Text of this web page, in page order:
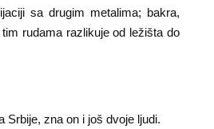
sa drugim metalima; bakra,
rudama razlikuje od ležišta do
zna on i još dvoje ljudi.